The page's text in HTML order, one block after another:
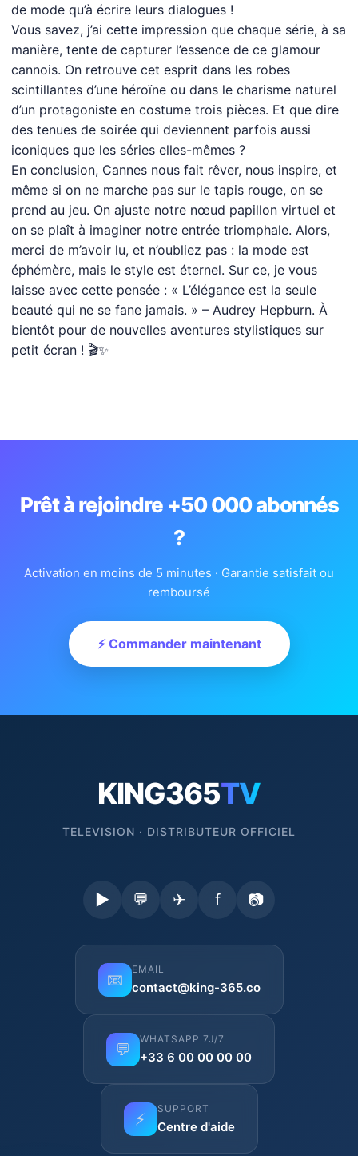
de mode qu’à écrire leurs dialogues !
Vous savez, j’ai cette impression que chaque série, à sa
manière, tente de capturer l’essence de ce glamour
cannois. On retrouve cet esprit dans les robes
scintillantes d’une héroïne ou dans le charisme naturel
d’un protagoniste en costume trois pièces. Et que dire
des tenues de soirée qui deviennent parfois aussi
iconiques que les séries elles-mêmes ?
En conclusion, Cannes nous fait rêver, nous inspire, et
même si on ne marche pas sur le tapis rouge, on se
prend au jeu. On ajuste notre nœud papillon virtuel et
on se plaît à imaginer notre entrée triomphale. Alors,
merci de m’avoir lu, et n’oubliez pas : la mode est
éphémère, mais le style est éternel. Sur ce, je vous
laisse avec cette pensée : « L’élégance est la seule
beauté qui ne se fane jamais. » – Audrey Hepburn. À
bientôt pour de nouvelles aventures stylistiques sur
petit écran ! 🎬✨
Prêt à rejoindre +50 000 abonnés
?
Activation en moins de 5 minutes · Garantie satisfait ou
remboursé
⚡ Commander maintenant
KING365TV
TELEVISION · DISTRIBUTEUR OFFICIEL
▶ 💬 ✈ f 📷
📧
EMAIL
contact@king-365.co
💬
WHATSAPP 7J/7
+33 6 00 00 00 00
⚡
SUPPORT
Centre d'aide